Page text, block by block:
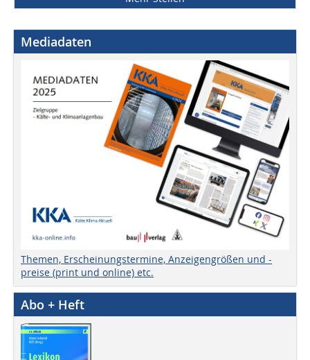
Mediadaten
Themen, Erscheinungstermine, Anzeigengrößen und -
preise (print und online) etc.
Abo + Heft